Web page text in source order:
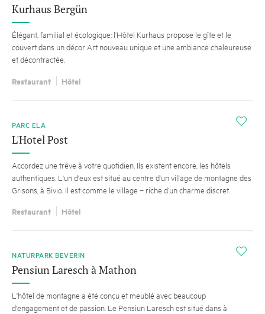
Kurhaus Bergün
Élégant, familial et écologique: l’Hôtel Kurhaus propose le gîte et le
couvert dans un décor Art nouveau unique et une ambiance chaleureuse
et décontractée.
Restaurant Hôtel
i
PARC ELA
L'Hotel Post
Accordez une trêve à votre quotidien. Ils existent encore, les hôtels
authentiques. L'un d'eux est situé au centre d’un village de montagne des
Grisons, à Bivio. Il est comme le village – riche d’un charme discret.
Restaurant Hôtel
i
NATURPARK BEVERIN
Pensiun Laresch à Mathon
L'hôtel de montagne a été conçu et meublé avec beaucoup
d'engagement et de passion. Le Pensiun Laresch est situé dans à